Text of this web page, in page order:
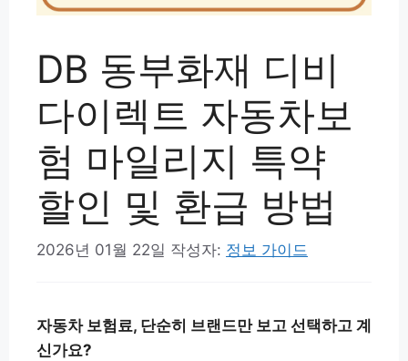
DB 동부화재 디비
다이렉트 자동차보
험 마일리지 특약
할인 및 환급 방법
2026년 01월 22일 작성자: 정보 가이드
자동차 보험료, 단순히 브랜드만 보고 선택하고 계
신가요?